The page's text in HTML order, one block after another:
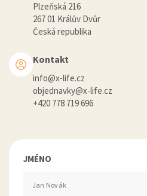
Plzeňská 216
267 01 Králův Dvůr
Česká republika
Kontakt
info@x-life.cz
objednavky@x-life.cz
+420 778 719 696
JMÉNO